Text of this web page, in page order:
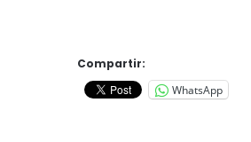
Compartir:
WhatsApp